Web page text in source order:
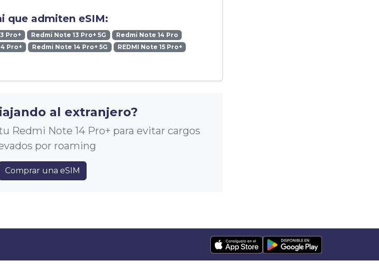
que admiten eSIM:
Pro+ Redmi Note 13 Pro+ 5G
Redmi Note 14 Pro
Pro+ Redmi Note 14 Pro+ 5G
REDMI Note 15 Pro+
al extranjero?
Redmi Note 14 Pro+ para evitar cargos
por roaming
Comprar una eSIM